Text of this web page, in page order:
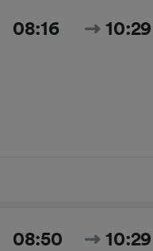
08:16 10:29
08:50 10:29